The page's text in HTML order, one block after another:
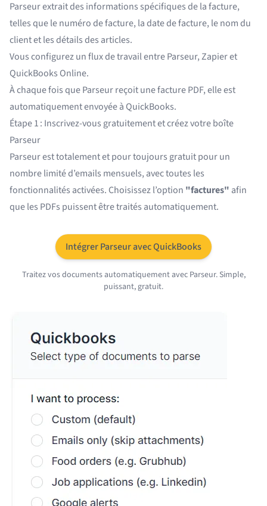
Parseur extrait des informations spécifiques de la facture,
telles que le numéro de facture, la date de facture, le nom du
client et les détails des articles.
Vous configurez unflux de travail entre Parseur, Zapieret
QuickBooks Online.
À chaque fois que Parseur reçoit une facture PDF, elle est
automatiquement envoyée à QuickBooks.
Étape 1 : Inscrivez-vous gratuitement et créez votre boîte
Parseur
Parseur est totalement et pour toujours gratuit pour un
nombre limité d’emails mensuels, avec toutes les
fonctionnalités activées. Choisissez l’option "factures" afin
que les PDFs puissent être traités automatiquement.
Intégrer Parseur avec QuickBooks
Traitez vos documents automatiquement avec Parseur. Simple,
puissant, gratuit.